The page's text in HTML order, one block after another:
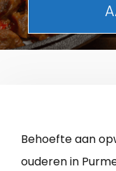
Behoefte aan
ouderen in